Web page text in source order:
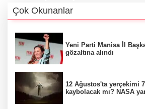
Çok Okunanlar
Yeni Parti Manisa İl
gözaltına alındı
12 Ağustos'ta yerçekimi
kaybolacak mı? NASA